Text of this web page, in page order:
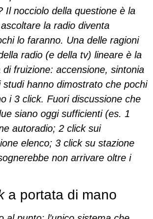
Il nocciolo della questione è la
la radio diventa
lo faranno. Una delle ragioni
radio (e della tv) lineare è la
di fruizione: accensione, sintonia
hanno dimostrato che pochi
i 3 click. Fuori discussione che
siano oggi sufficienti (es. 1
autoradio; 2 click sui
elenco; 3 click su stazione
non arrivare oltre i
a portata di mano